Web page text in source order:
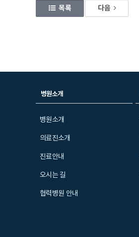
목록 다음
병원소개
병원소개
의료진소개
진료안내
오시는 길
협력병원 안내